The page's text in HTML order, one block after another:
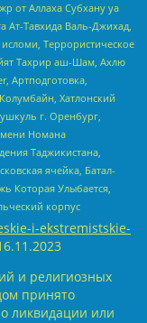
от Аллаха Субхану уа
Ат-Тавхида Валь-Джихад,
Террористическое
Тахрир аш-Шам, Ахлю
Артподготовка,
Хатлонский
г. Оренбург,
Номана
Таджикистана,
ячейка, Батал-
Которая Улыбается,
корпус
i-ekstremistskie-
и религиозных
принято
ликвидации или